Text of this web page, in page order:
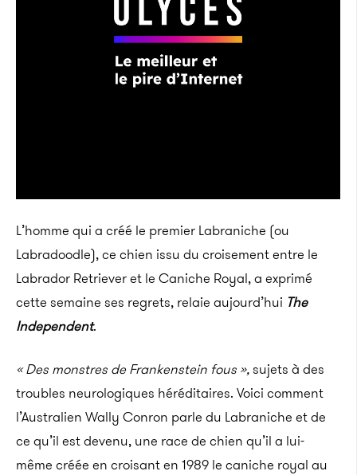
L’homme qui a créé le premier Labraniche (ou
Labradoodle), ce chien issu du croisement entre le
Labrador Retriever et le Caniche Royal, a exprimé
cette semaine ses regrets, relaie aujourd’hui The
Independent.
« Des monstres de Frankenstein fous »,sujets à des
troubles neurologiques héréditaires. Voici comment
l’Australien Wally Conron parle du Labraniche et de
ce qu’il est devenu, une race de chien qu’il a lui-
même créée en croisant en 1989 le caniche royal au